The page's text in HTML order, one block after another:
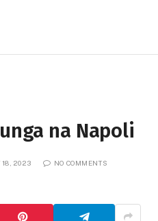
na Napoli
18, 2023 NO COMMENTS